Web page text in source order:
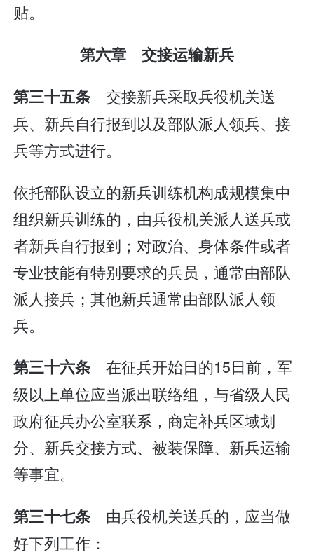
贴。
第六章 交接运输新兵
第三十五条 交接新兵采取兵役机关送
兵、新兵自行报到以及部队派人领兵、接
兵等方式进行。
依托部队设立的新兵训练机构成规模集中
组织新兵训练的，由兵役机关派人送兵或
者新兵自行报到；对政治、身体条件或者
专业技能有特别要求的兵员，通常由部队
派人接兵；其他新兵通常由部队派人领
兵。
第三十六条 在征兵开始日的15日前，军
级以上单位应当派出联络组，与省级人民
政府征兵办公室联系，商定补兵区域划
分、新兵交接方式、被装保障、新兵运输
等事宜。
第三十七条 由兵役机关送兵的，应当做
好下列工作：